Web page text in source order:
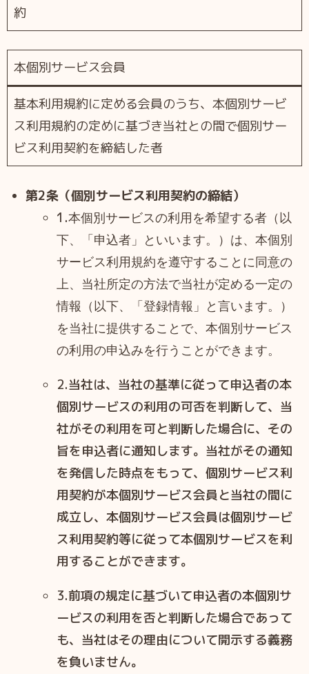
約
本個別サービス会員
基本利用規約に定める会員のうち、本個別サービ
ス利用規約の定めに基づき当社との間で個別サー
ビス利用契約を締結した者
第2条（個別サービス利用契約の締結）
1.本個別サービスの利用を希望する者（以
下、「申込者」といいます。）は、本個別
サービス利用規約を遵守することに同意の
上、当社所定の方法で当社が定める一定の
情報（以下、「登録情報」と言います。）
を当社に提供することで、本個別サービス
の利用の申込みを行うことができます。
2.当社は、当社の基準に従って申込者の本
個別サービスの利用の可否を判断して、当
社がその利用を可と判断した場合に、その
旨を申込者に通知します。当社がその通知
を発信した時点をもって、個別サービス利
用契約が本個別サービス会員と当社の間に
成立し、本個別サービス会員は個別サービ
ス利用契約等に従って本個別サービスを利
用することができます。
3.前項の規定に基づいて申込者の本個別サ
ービスの利用を否と判断した場合であって
も、当社はその理由について開示する義務
を負いません。